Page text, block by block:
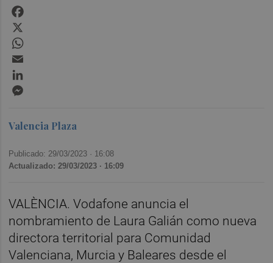
Valencia Plaza
Publicado: 29/03/2023 · 16:08
Actualizado: 29/03/2023 · 16:09
VALÈNCIA. Vodafone anuncia el
nombramiento de Laura Galián como nueva
directora territorial para Comunidad
Valenciana, Murcia y Baleares desde el